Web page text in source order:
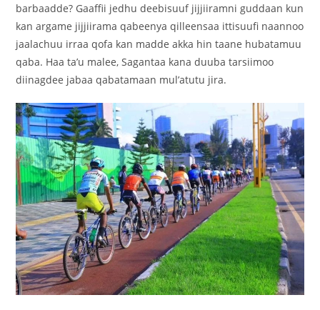
barbaadde? Gaaffii jedhu deebisuuf jijjiiramni guddaan kun
kan argame jijjiirama qabeenya qilleensaa ittisuufi naannoo
jaalachuu irraa qofa kan madde akka hin taane hubatamuu
qaba. Haa ta’u malee, Sagantaa kana duuba tarsiimoo
diinagdee jabaa qabatamaan mul’atutu jira.